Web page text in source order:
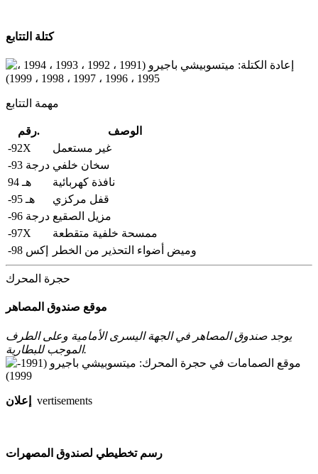
كتلة التتابع
مهمة التتابع
رقم.
الوصف
-92Х
غير مستعمل
-93 درجة سخان خلفي
94 هـ
نافذة كهربائية
-95 هـ
قفل مركزي
-96 درجة مزيل الصقيع
-97Х
ممسحة خلفية متقطعة
-98 إكس
وميض أضواء التحذير من الخطر
حجرة المحرك
موقع صندوق المصاهر
يوجد صندوق المصاهر في الجهة اليسرى الأمامية وعلى الطرف
الموجب للبطارية.
إعلان vertisements
رسم تخطيطي لصندوق المصهرات